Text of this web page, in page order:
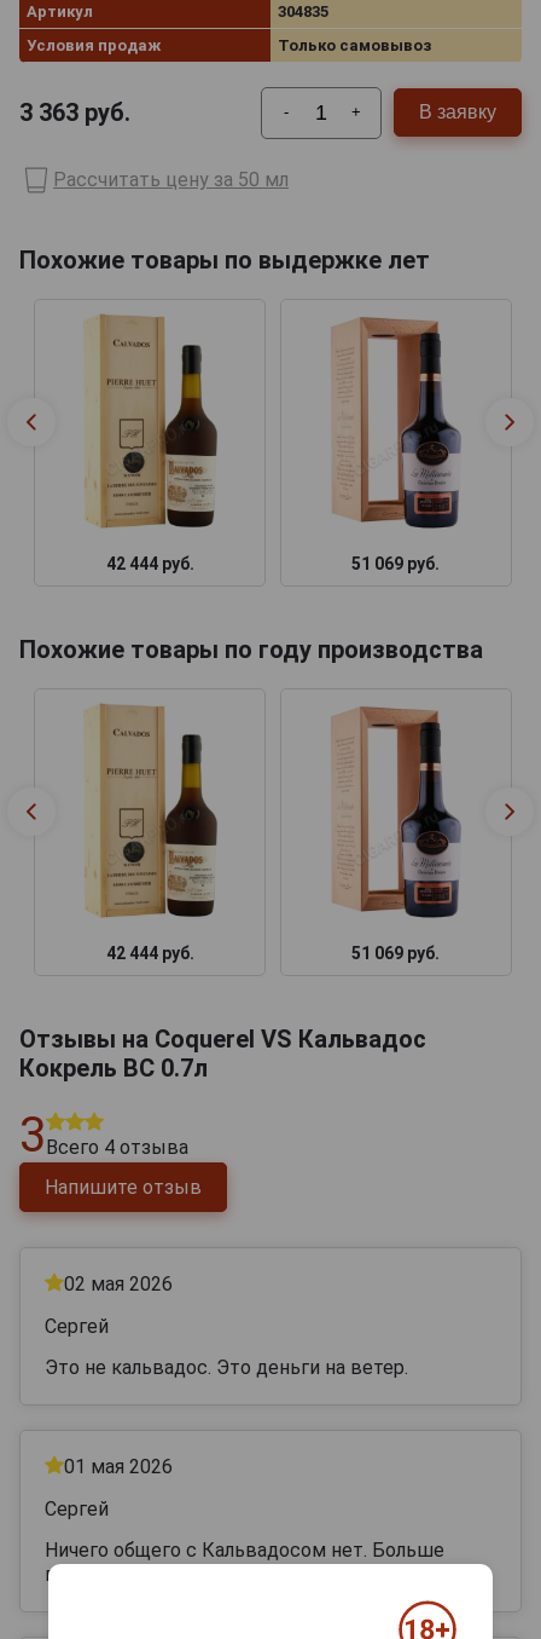
Артикул
304835
Условия продаж
Только самовывоз
3 363 руб. - + В заявку
Рассчитать цену за 50 мл
Похожие товары по выдержке лет
42 444 руб. 51 069 руб.
Похожие товары по году производства
42 444 руб. 51 069 руб.
Отзывы на Coquerel VS Кальвадос
Кокрель ВС 0.7л
3Всего 4 отзыва
Напишите отзыв
02 мая 2026
Сергей
Это не кальвадос. Это деньги на ветер.
01 мая 2026
Сергей
Ничего общего с Кальвадосом нет. Больше
похож на дешевый ром.